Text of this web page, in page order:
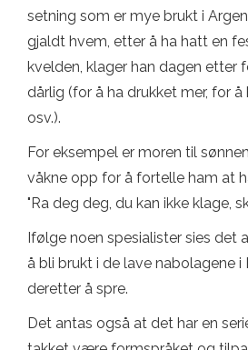
setning som er mye brukt i
gjaldt hvem, etter å ha hatt en
kvelden, klager han dagen etter
dårlig (for å ha drukket mer, for
osv.).
For eksempel er moren til
våkne opp for å fortelle ham at
"Ra deg deg, du kan ikke klage,
Ifølge noen spesialister sies det
å bli brukt i de lave nabolagene i
deretter å spre.
Det antas også at det har en